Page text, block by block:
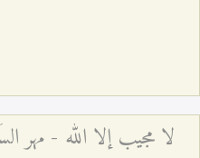
لا مجيب إلا الله - مهر